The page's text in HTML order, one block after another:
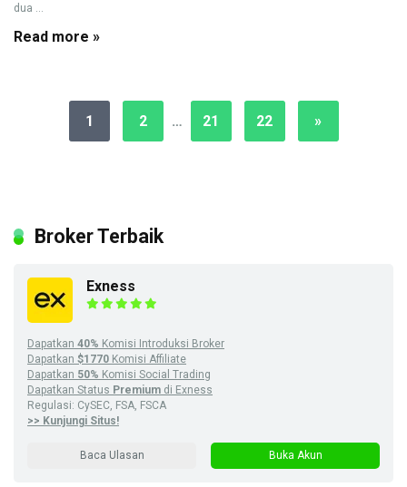
dua ...
Read more »
1 2 … 21 22 »
Broker Terbaik
Exness
Dapatkan 40% Komisi Introduksi Broker
Dapatkan $1770 Komisi Affiliate
Dapatkan 50% Komisi Social Trading
Dapatkan Status Premium di Exness
Regulasi: CySEC, FSA, FSCA
>> Kunjungi Situs!
Baca Ulasan Buka Akun